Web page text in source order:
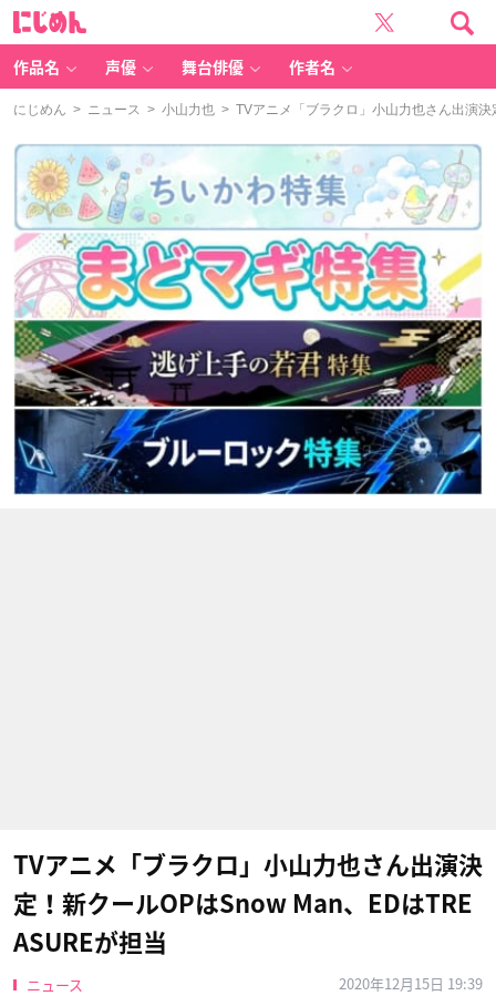
作品名 声優 舞台俳優 作者名
にじめん > ニュース > 小山力也 > TVアニメ「ブラクロ」小山力也さん出演
TVアニメ「ブラクロ」小山力也さん出演決
定！新クールOPはSnow Man、EDはTRE
ASUREが担当
ニュース 2020年12月15日 19:39